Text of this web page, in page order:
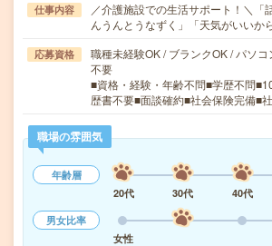
仕事内容
／介護施設での生活サポート！＼「
んうんとうなずく」「天気がいい
応募資格
職種未経験OK / ブランクOK / パソ
不要
■資格・経験・年齢不問■学歴不問
歴書不要■面談確約■社会保険完備■
職場の雰囲気
年齢層
20代
30代 40代
男女比率
女性